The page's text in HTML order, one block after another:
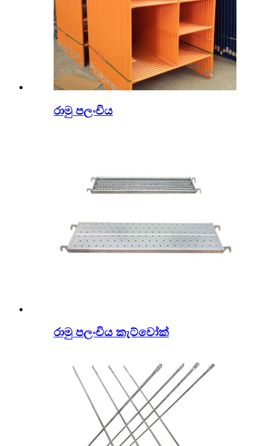
රාමු පලංචිය
රාමු පලංචිය කැට්වෝක්